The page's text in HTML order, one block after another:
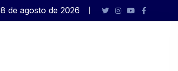
Rafael Varela presenta «Big Bang»
8 de agosto de 2026